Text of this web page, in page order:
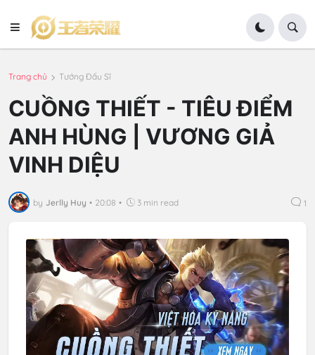
Trang chủ Tướng Đấu Sĩ
CUỒNG THIẾT - TIÊU ĐIỂM
ANH HÙNG | VƯƠNG GIẢ
VINH DIỆU
by Jerlly Huy • 20:08 • 3 min read 1